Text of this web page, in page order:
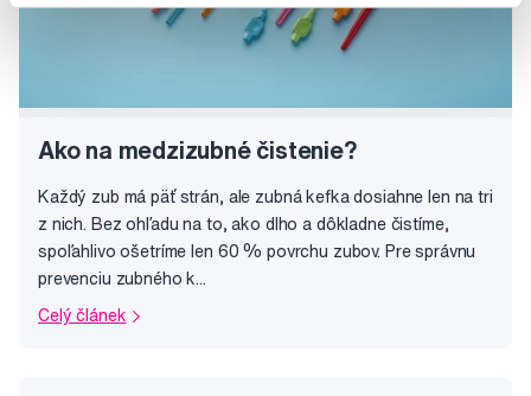
Ako na medzizubné čistenie?
Každý zub má päť strán, ale zubná kefka dosiahne len na tri
z nich. Bez ohľadu na to, ako dlho a dôkladne čistíme,
spoľahlivo ošetríme len 60 % povrchu zubov. Pre správnu
prevenciu zubného k...
Celý článek